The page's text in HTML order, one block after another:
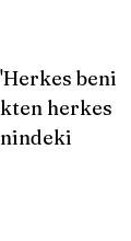
beni
herkes